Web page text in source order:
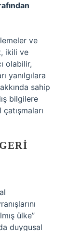
ve
ikili ve
olabilir,
yanılgılara
sahip
bilgilere
ülke”
duygusal